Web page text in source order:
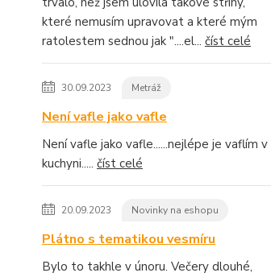
které nemusím upravovat a které mým
ratolestem sednou jak "....el... číst celé
30.09.2023 Metráž
Není vafle jako vafle
Není vafle jako vafle......nejlépe je vaflím v
kuchyni..... číst celé
20.09.2023 Novinky na eshopu
Plátno s tematikou vesmíru
Bylo to takhle v únoru. Večery dlouhé,